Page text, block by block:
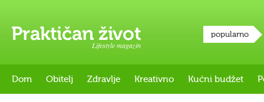
Lifestyle magazin
popularno
Dom Obitelj Zdravlje Kreativno Kućni budžet